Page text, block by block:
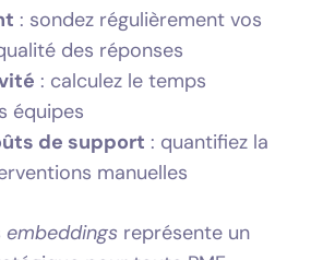
: sondez régulièrement vos
des réponses
: calculez le temps
équipes
de support : quantifiez la
manuelles
embeddings représente un